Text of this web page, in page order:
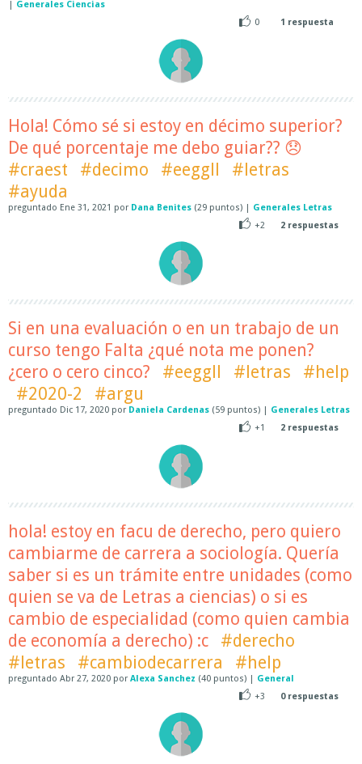
| Generales Ciencias
0
1 respuesta
Hola! Cómo sé si estoy en décimo superior?
De qué porcentaje me debo guiar?? 😞
#craest
#decimo #eeggll
#letras
#ayuda
preguntado Ene 31, 2021 por Dana Benites (29 puntos) | Generales Letras
+2
2 respuestas
Si en una evaluación o en un trabajo de un
curso tengo Falta ¿qué nota me ponen?
¿cero o cero cinco?
#eeggll #letras
#help
#2020-2
#argu
preguntado Dic 17, 2020 por Daniela Cardenas (59 puntos) | Generales Letras
+1
2 respuestas
hola! estoy en facu de derecho, pero quiero
cambiarme de carrera a sociología. Quería
saber si es un trámite entre unidades (como
quien se va de Letras a ciencias) o si es
cambio de especialidad (como quien cambia
de economía a derecho) :c
#derecho
#letras
#cambiodecarrera #help
preguntado Abr 27, 2020 por Alexa Sanchez (40 puntos) | General
+3
0respuestas